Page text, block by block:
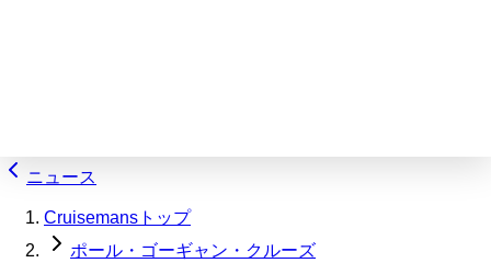
ニュース
Cruisemansトップ
ポール・ゴーギャン・クルーズ